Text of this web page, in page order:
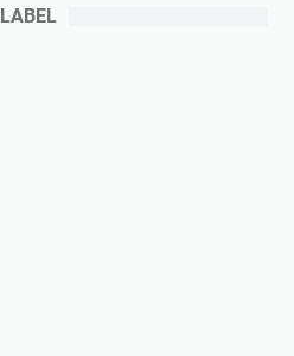
LABEL